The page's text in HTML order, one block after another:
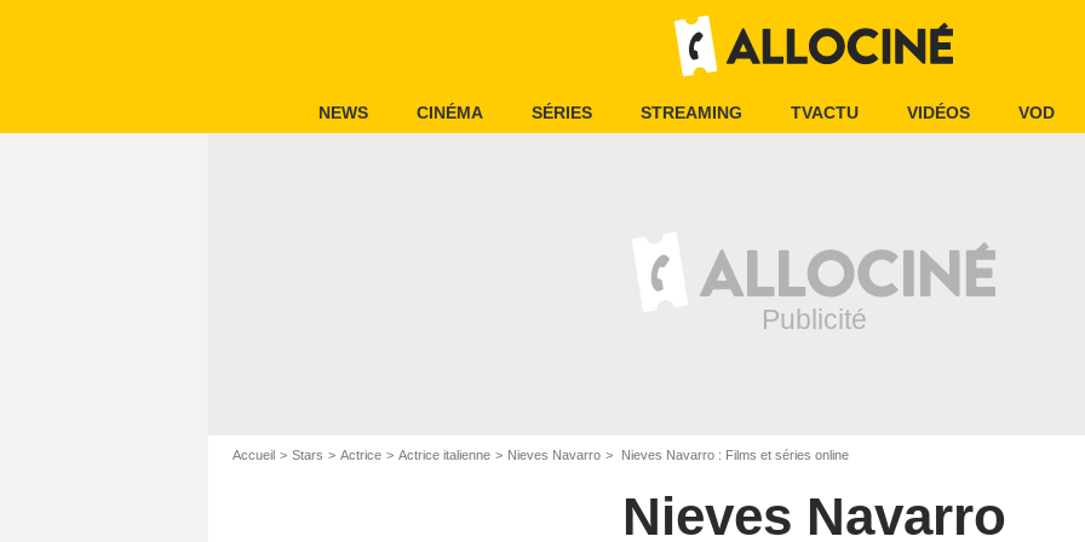
NEWS CINÉMA SÉRIES STREAMING TVACTU VIDÉOS VOD
Accueil Stars Actrice Actrice italienne Nieves Navarro Nieves Navarro : Films et séries online
Nieves Navarro